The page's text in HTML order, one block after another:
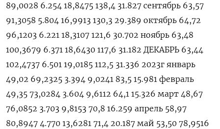
89,0028 6.254 18,8475 138,4 31.827 сентябрь 63,57
91,3058 5.804 16,9913 130,3 29.389 октябрь 64,72
96,1203 6.221 18,3107 121,6 30.702 ноябрь 63,48
100,3679 6.371 18,6430 117,6 31.182 ДЕКАБРЬ 63,44
102,4737 6.501 19,0185 112,5 31.336 2023г январь
49,02 69,2325 3.394 9,0241 83,5 15.981 февраль
49,35 73,0284 3.604 9,6112 64,1 15.326 март 48,67
76,0852 3.703 9,8153 70,8 16.259 апрель 58,97
80,8947 4.770 13,6281 71,4 20.187 май 53,50 78,9516